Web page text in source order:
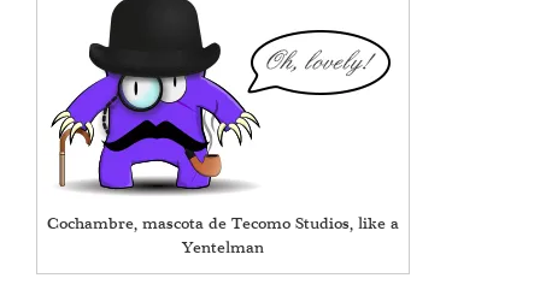
Cochambre, mascota de Tecomo Studios, like a
Yentelman